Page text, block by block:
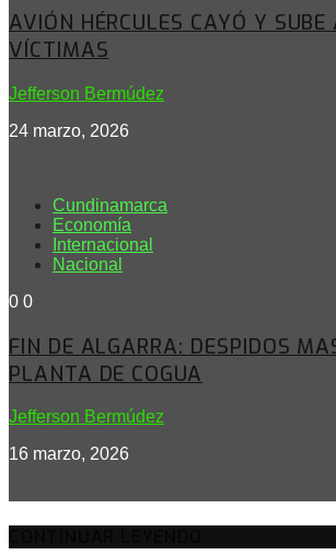
AVIÓN HÉRCULES CAYÓ Y
VÍCTIMAS
Jefferson Bermúdez
24 marzo, 2026
Cundinamarca
Economía
Internacional
Nacional
0 0
FIN DE ALGARRA: DESPIDOS
PLANTA DE COGUA
Jefferson Bermúdez
16 marzo, 2026